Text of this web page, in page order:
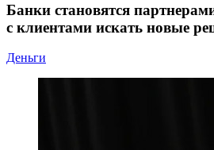
Банки становятся
с клиентами искать новые
Деньги